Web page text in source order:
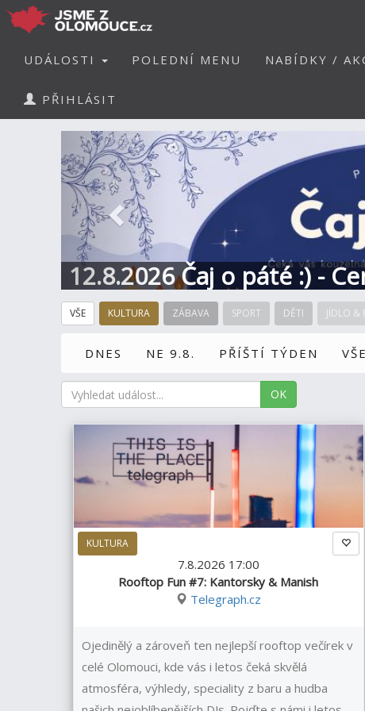
UDÁLOSTI POLEDNÍ MENU NABÍDKY /
PŘIHLÁSIT
12.8.2026 Čaj o páté :) -
Předchozí
VŠE KULTURA ZÁBAVA SPORT DĚTI JÍDLO &
DNES NE 9.8. PŘÍŠTÍ TÝDEN VŠE
OK
KULTURA
7.8.2026 17:00
Rooftop Fun #7: Kantorsky & Manish
Telegraph.cz
Ojedinělý a zároveň ten nejlepší rooftop večírek v
celé Olomouci, kde vás i letos čeká skvělá
atmosféra, výhledy, speciality z baru a hudba